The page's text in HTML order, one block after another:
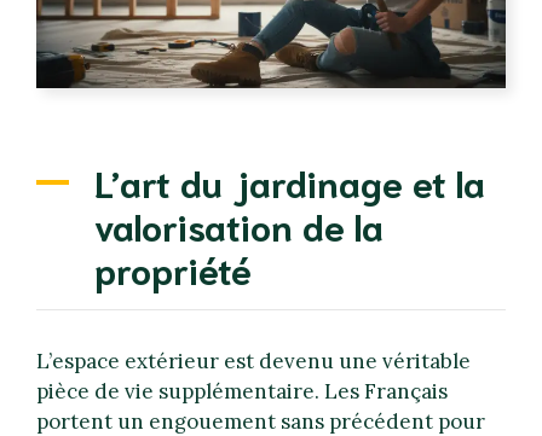
L’art du jardinage et la
valorisation de la
propriété
L’espace extérieur est devenu une véritable
pièce de vie supplémentaire. Les Français
portent un engouement sans précédent pour